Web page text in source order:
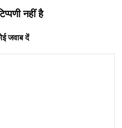
नहीं है
जवाब दें